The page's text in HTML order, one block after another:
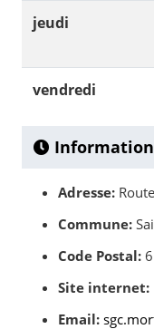
jeudi
vendredi
Adresse:
Commune:
Code Postal:
Site internet:
Email: